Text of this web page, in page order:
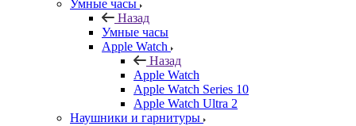
Умные часы
Назад
Умные часы
Apple Watch
Назад
Apple Watch
Apple Watch Series 10
Apple Watch Ultra 2
Наушники и гарнитуры